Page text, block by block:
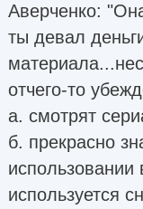
Аверченко:
ты девал
отчего-то
а. смотрят
б. прекрасно
использовании
используется